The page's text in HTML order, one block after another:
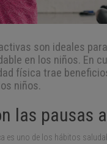
son ideales
en los niños. En
física trae
niños.
las pausas
es uno de los hábitos